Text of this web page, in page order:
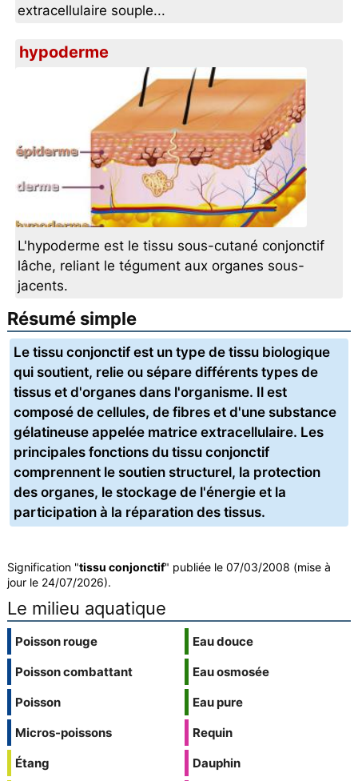
extracellulaire souple...
hypoderme
L'hypoderme est le tissu sous-cutané conjonctif
lâche, reliant le tégument aux organes sous-
jacents.
Résumé simple
Le tissu conjonctif est un type de tissu biologique
qui soutient, relie ou sépare différents types de
tissus et d'organes dans l'organisme. Il est
composé de cellules, de fibres et d'une substance
gélatineuse appelée matrice extracellulaire. Les
principales fonctions du tissu conjonctif
comprennent le soutien structurel, la protection
des organes, le stockage de l'énergie et la
participation à la réparation des tissus.
Signification "tissu conjonctif" publiée le 07/03/2008 (mise à
jour le 24/07/2026).
Le milieu aquatique
Poisson rouge
Poisson combattant
Poisson
Micros-poissons
Étang
Eau douce
Eau osmosée
Eau pure
Requin
Dauphin